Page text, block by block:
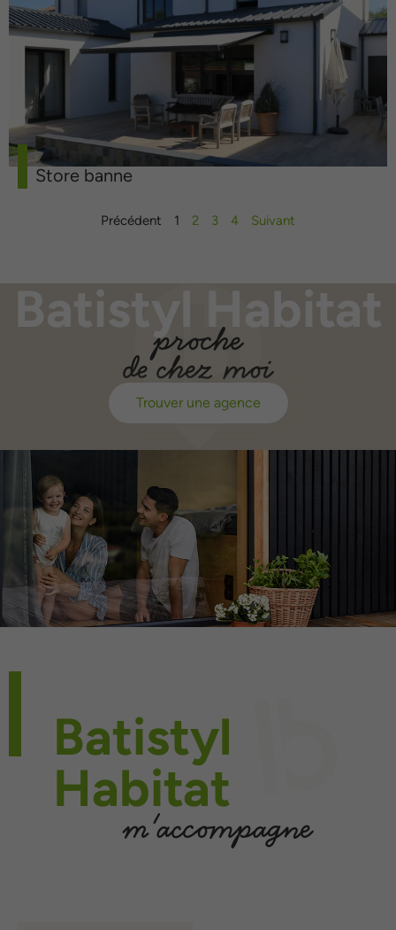
Store banne
Précédent 1 2 3 4 Suivant
Batistyl Habitat
proche
de chez moi
Trouver une agence
Batistyl
Habitat
m'accompagne